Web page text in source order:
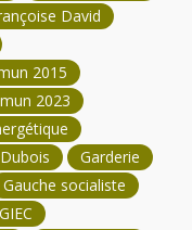
David
2015
2023
Garderie
Gauche socialiste
GIEC